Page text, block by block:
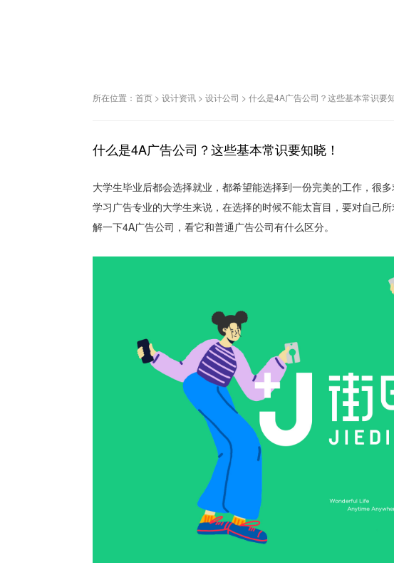
所在位置： 首页 > 设计资讯 > 设计公司 > 什么是4A广告公司？这些基本常识要
什么是4A广告公司？这些基本常识要知晓！
大学生毕业后都会选择就业，都希望能选择到一份完美的工作，很
学习广告专业的大学生来说，在选择的时候不能太盲目，要对自己
解一下4A广告公司，看它和普通广告公司有什么区分。